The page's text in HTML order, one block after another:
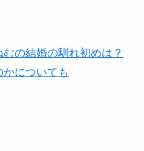
の結婚の馴れ初めは？
についても